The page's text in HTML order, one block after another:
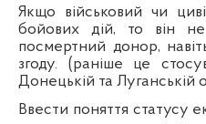
Якщо військовий чи
бойових дій, то він
посмертний донор,
згоду. (раніше це
Донецькій та Луганській
Ввести поняття статусу